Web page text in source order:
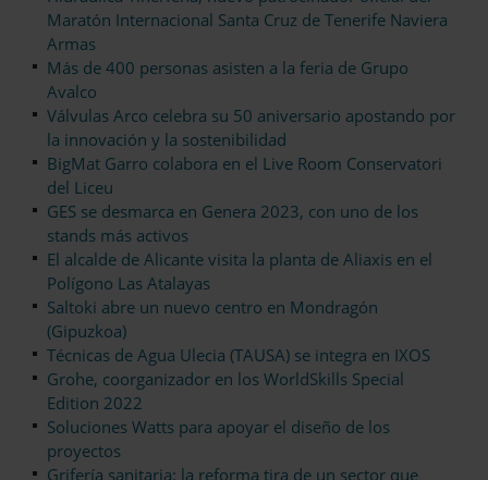
Maratón Internacional Santa Cruz de Tenerife Naviera
Armas
Más de 400 personas asisten a la feria de Grupo
Avalco
Válvulas Arco celebra su 50 aniversario apostando por
la innovación y la sostenibilidad
BigMat Garro colabora en el Live Room Conservatori
del Liceu
GES se desmarca en Genera 2023, con uno de los
stands más activos
El alcalde de Alicante visita la planta de Aliaxis en el
Polígono Las Atalayas
Saltoki abre un nuevo centro en Mondragón
(Gipuzkoa)
Técnicas de Agua Ulecia (TAUSA) se integra en IXOS
Grohe, coorganizador en los WorldSkills Special
Edition 2022
Soluciones Watts para apoyar el diseño de los
proyectos
Grifería sanitaria: la reforma tira de un sector que